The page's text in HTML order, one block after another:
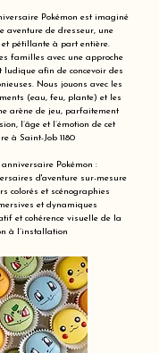
Pokémon est imaginé
aventure de dresseur, une
et pétillante à part entière.
familles avec une approche
ludique afin de concevoir des
Nous jouons avec les
(eau, feu, plante) et les
arène de jeu, parfaitement
l’âge et l’émotion de cet
à Saint-Job 1180
Pokémon :
d'aventure sur-mesure
colorés et scénographies
et dynamiques
et cohérence visuelle de la
à l’installation